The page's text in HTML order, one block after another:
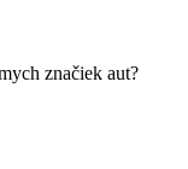
značiek aut?